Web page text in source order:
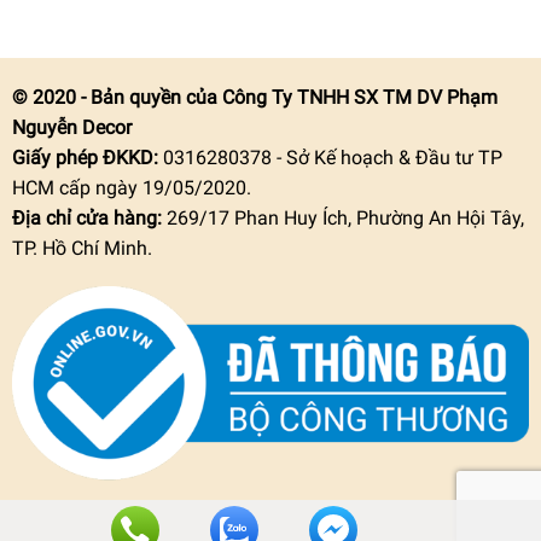
© 2020 - Bản quyền của Công Ty TNHH SX TM DV Phạm
Nguyễn Decor
Giấy phép ĐKKD:0316280378 - Sở Kế hoạch & Đầu tư TP
HCM cấp ngày 19/05/2020.
Địa chỉ cửa hàng: 269/17 Phan Huy Ích, Phường An Hội Tây,
TP. Hồ Chí Minh.